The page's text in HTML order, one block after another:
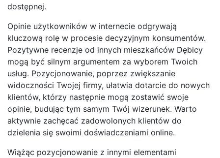
dostępnej.
Opinie użytkowników w internecie odgrywają
kluczową rolę w procesie decyzyjnym konsumentów.
Pozytywne recenzje od innych mieszkańców Dębicy
mogą być silnym argumentem za wyborem Twoich
usług. Pozycjonowanie, poprzez zwiększanie
widoczności Twojej firmy, ułatwia dotarcie do nowych
klientów, którzy następnie mogą zostawić swoje
opinie, budując tym samym Twój wizerunek. Warto
aktywnie zachęcać zadowolonych klientów do
dzielenia się swoimi doświadczeniami online.
Wiążąc pozycjonowanie z innymi elementami